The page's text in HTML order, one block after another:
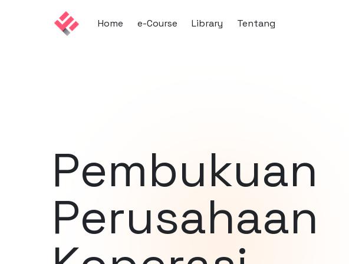
Home e-Course Library Tentang
Pembukuan
Perusahaan